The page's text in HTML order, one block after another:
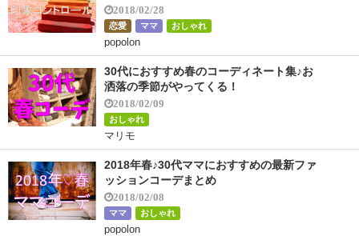
2018/02/28
恋愛 ママ おしゃれ
popolon
30代におすすめ春のコーディネート集♪お
洒落の季節がやってくる！
2018/02/09
おしゃれ
マリモ
2018年春♪30代ママにおすすめの最新ファ
ッションコーデまとめ
2018/02/08
ママ おしゃれ
popolon